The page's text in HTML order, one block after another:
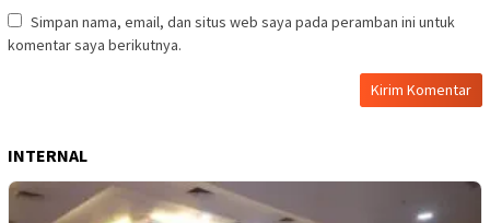
Simpan nama, email, dan situs web saya pada peramban ini untuk
komentar saya berikutnya.
INTERNAL